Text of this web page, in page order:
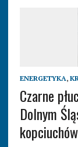
ENERGETYKA,
Czarne
Dolnym
kopciuchów